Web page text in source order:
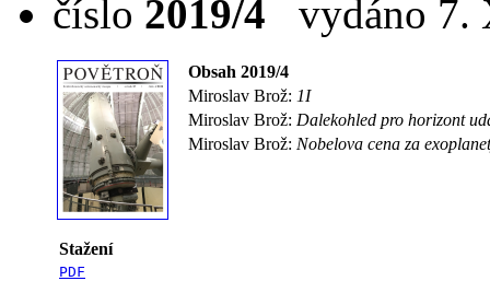
číslo 2019/4 vydáno 7.
Stažení
PDF
Obsah 2019/4
Miroslav Brož: 1I
Miroslav Brož: Dalekohled pro horizont
Miroslav Brož: Nobelova cena za